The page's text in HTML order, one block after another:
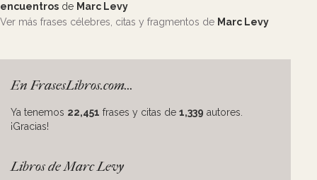
encuentros de Marc Levy
Ver más frases célebres, citas y fragmentos de Marc Levy
En FrasesLibros.com...
Ya tenemos 22,451 frases y citas de 1,339 autores.
¡Gracias!
Libros de Marc Levy